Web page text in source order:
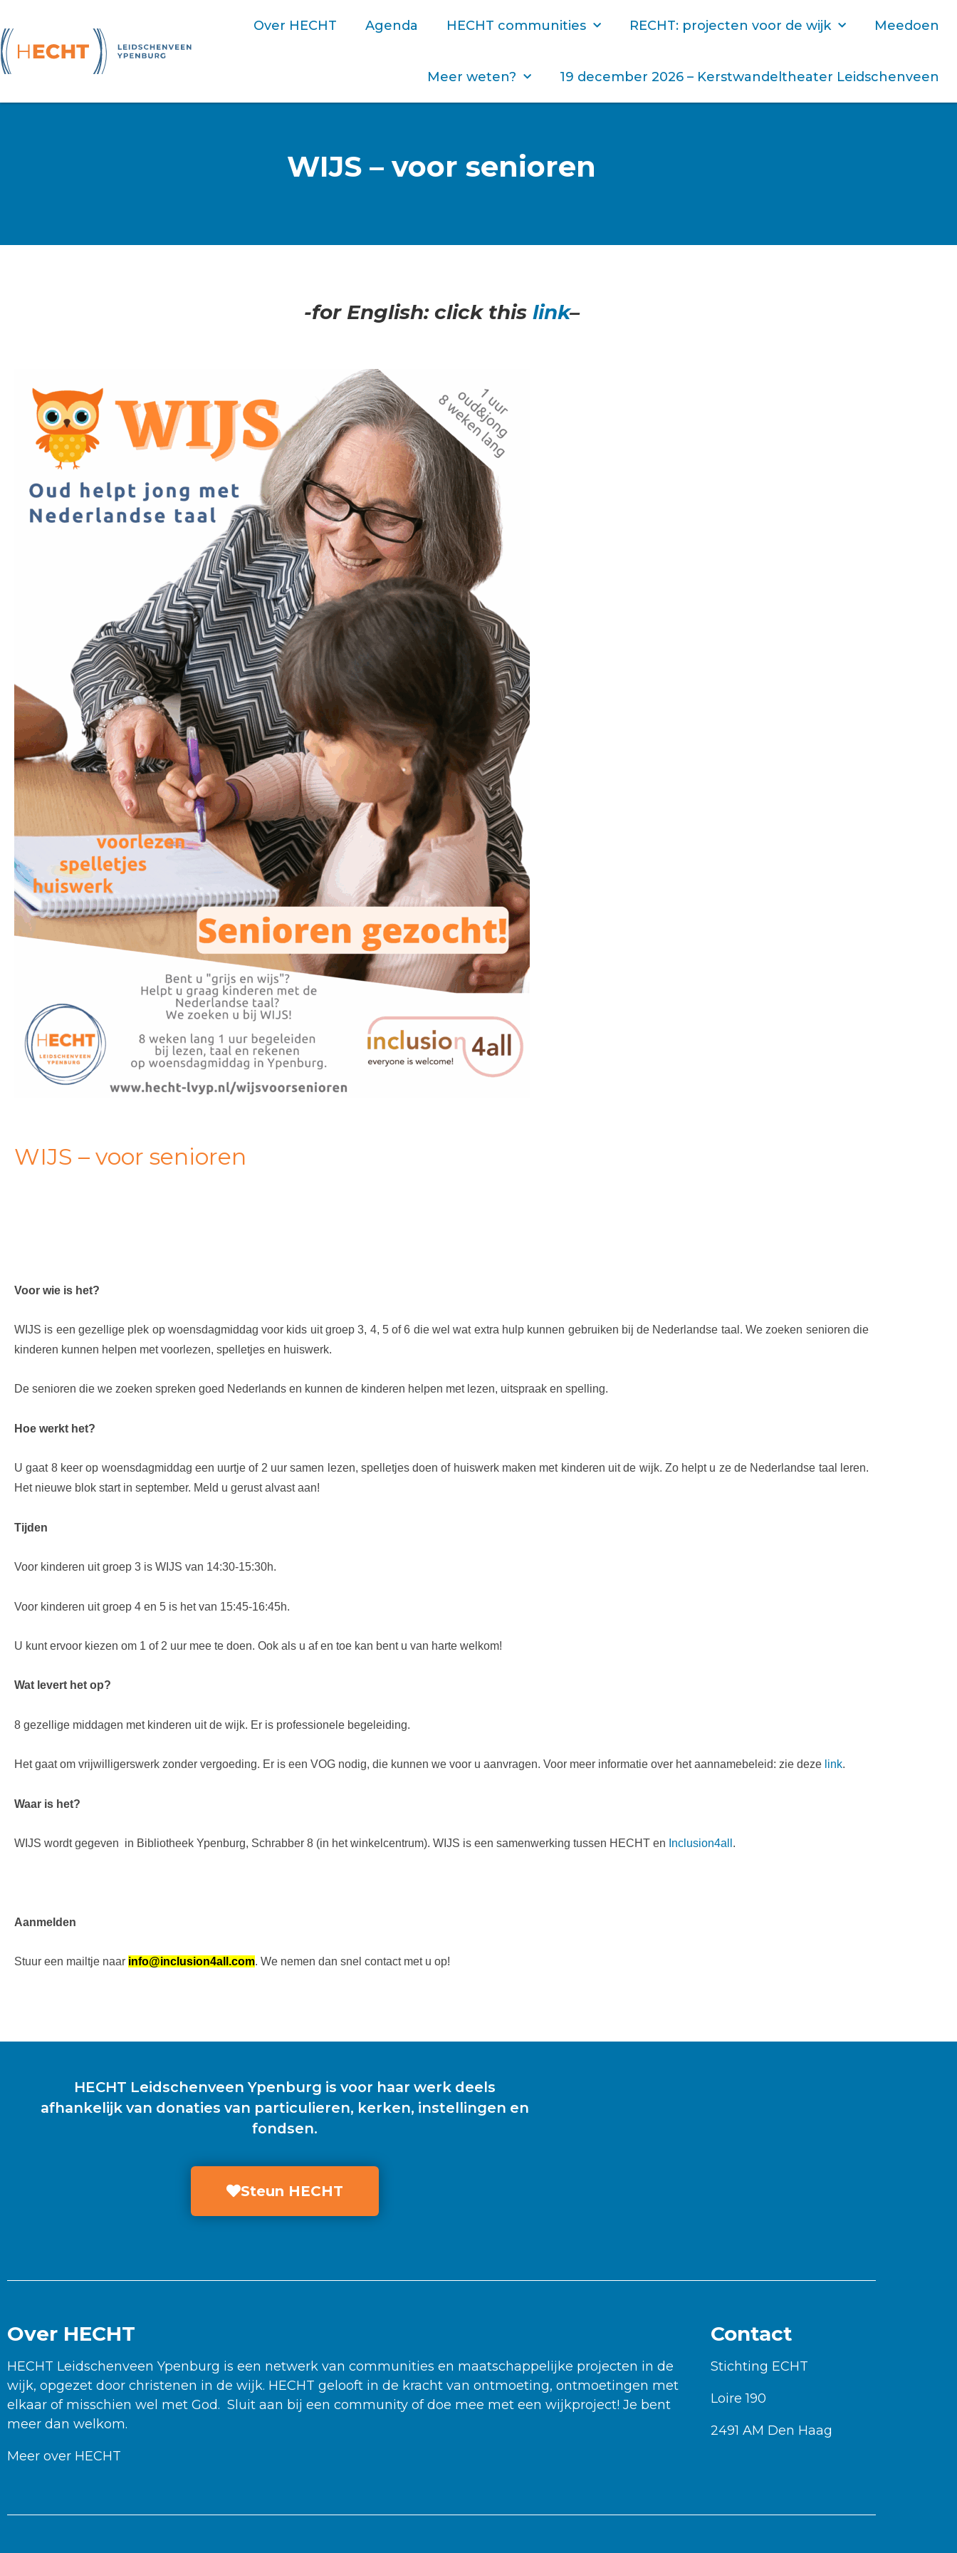
Over HECHT Agenda HECHT communities RECHT: projecten voor de wijk Meedoen
Meer weten? 19 december 2026 – Kerstwandeltheater Leidschenveen
WIJS – voor senioren
-for English: click this link–
WIJS – voor senioren
Voor wie is het?
WIJS is een gezellige plek op woensdagmiddag voor kids uit groep 3, 4, 5 of 6 die wel wat extra hulp kunnen gebruiken bij de Nederlandse taal. We zoeken senioren die
kinderen kunnen helpen met voorlezen, spelletjes en huiswerk.
De senioren die we zoeken spreken goed Nederlands en kunnen de kinderen helpen met lezen, uitspraak en spelling.
Hoe werkt het?
U gaat 8 keer op woensdagmiddag een uurtje of 2 uur samen lezen, spelletjes doen of huiswerk maken met kinderen uit de wijk. Zo helpt u ze de Nederlandse taal leren.
Het nieuwe blok start in september. Meld u gerust alvast aan!
Tijden
Voor kinderen uit groep 3 is WIJS van 14:30-15:30h.
Voor kinderen uit groep 4 en 5 is het van 15:45-16:45h.
U kunt ervoor kiezen om 1 of 2 uur mee te doen. Ook als u af en toe kan bent u van harte welkom!
Wat levert het op?
8 gezellige middagen met kinderen uit de wijk. Er is professionele begeleiding.
Het gaat om vrijwilligerswerk zonder vergoeding. Er is een VOG nodig, die kunnen we voor u aanvragen. Voor meer informatie over het aannamebeleid: zie deze link.
Waar is het?
WIJS wordt gegeven in Bibliotheek Ypenburg, Schrabber 8 (in het winkelcentrum). WIJS is een samenwerking tussen HECHT en Inclusion4all .
Aanmelden
Stuur een mailtje naar info@inclusion4all.com. We nemen dan snel contact met u op!
HECHT Leidschenveen Ypenburg is voor haar werk deels
afhankelijk van donaties van particulieren, kerken, instellingen en
fondsen.
Steun HECHT
Over HECHT
HECHT Leidschenveen Ypenburg is een netwerk van communities en maatschappelijke projecten in de
wijk, opgezet door christenen in de wijk. HECHT gelooft in de kracht van ontmoeting, ontmoetingen met
elkaar of misschien wel met God. Sluit aan bij een community of doe mee met een wijkproject! Je bent
meer dan welkom.
Meer over HECHT
Contact
Stichting ECHT
Loire 190
2491 AM Den Haag